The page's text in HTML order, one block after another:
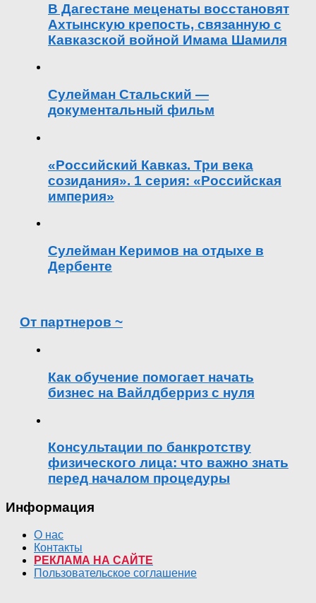
В Дагестане меценаты восстановят
Ахтынскую крепость, связанную с
Кавказской войной Имама Шамиля
Сулейман Стальский —
документальный фильм
«Российский Кавказ. Три века
созидания». 1 серия: «Российская
империя»
Сулейман Керимов на отдыхе в
Дербенте
От партнеров ~
Как обучение помогает начать
бизнес на Вайлдберриз с нуля
Консультации по банкротству
физического лица: что важно знать
перед началом процедуры
Информация
О нас
Контакты
РЕКЛАМА НА САЙТЕ
Пользовательское соглашение